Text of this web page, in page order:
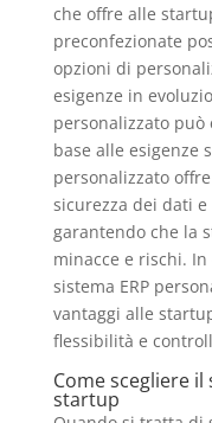
che offre alle
preconfezionate
opzioni di
esigenze in
personalizzato
base alle esigenze
personalizzato
sicurezza dei dati
garantendo che la
minacce e rischi.
sistema ERP
vantaggi alle
flessibilità e
Come scegliere il
startup